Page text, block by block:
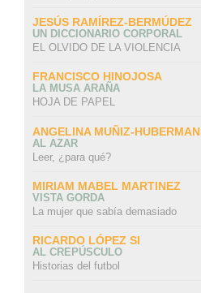
JESÚS RAMÍREZ-BERMÚDEZ
UN DICCIONARIO CORPORAL
EL OLVIDO DE LA VIOLENCIA
FRANCISCO HINOJOSA
LA MUSA ARAÑA
HOJA DE PAPEL
ANGELINA MUÑIZ-HUBERMAN
AL AZAR
Leer, ¿para qué?
MIRIAM MABEL MARTINEZ
VISTA GORDA
La mujer que sabía demasiado
RICARDO LÓPEZ SI
AL CREPÚSCULO
Historias del futbol